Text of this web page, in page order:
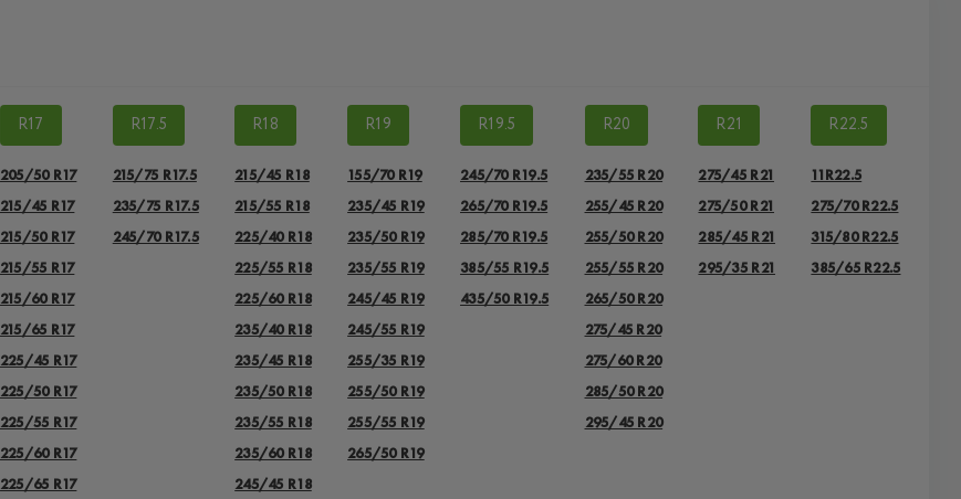
R17
205/50 R17
215/45 R17
215/50 R17
215/55 R17
215/60 R17
215/65 R17
225/45 R17
225/50 R17
225/55 R17
225/60 R17
225/65 R17
R17.5
215/75 R17.5
235/75 R17.5
245/70 R17.5
R18
215/45 R18
215/55 R18
225/40 R18
225/55 R18
225/60 R18
235/40 R18
235/45 R18
235/50 R18
235/55 R18
235/60 R18
245/45 R18
R19
155/70 R19
235/45 R19
235/50 R19
235/55 R19
245/45 R19
245/55 R19
255/35 R19
255/50 R19
255/55 R19
265/50 R19
R19.5
245/70 R19.5
265/70 R19.5
285/70 R19.5
385/55 R19.5
435/50 R19.5
R20
235/55 R20
255/45 R20
255/50 R20
255/55 R20
265/50 R20
275/45 R20
275/60 R20
285/50 R20
295/45 R20
R21
275/45 R21
275/50 R21
285/45 R21
295/35 R21
R22.5
11R22.5
275/70 R22.5
315/80 R22.5
385/65 R22.5